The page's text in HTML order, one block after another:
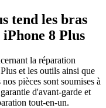
tend les bras
iPhone 8 Plus
la réparation
et les outils ainsi que
pièces sont soumises à
d'avant-garde et
tout-en-un.